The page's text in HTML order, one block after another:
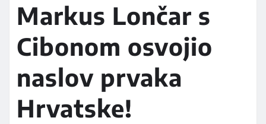
Markus Lončar s
Cibonom osvojio
naslov prvaka
Hrvatske!